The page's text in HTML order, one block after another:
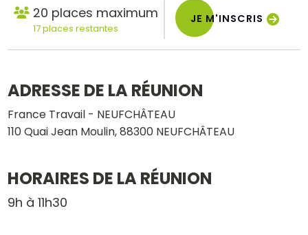
20 places maximum
17 places restantes
JE M'INSCRIS
ADRESSE DE LA RÉUNION
France Travail - NEUFCHÂTEAU
110 Quai Jean Moulin, 88300 NEUFCHÂTEAU
HORAIRES DE LA RÉUNION
9h à 11h30